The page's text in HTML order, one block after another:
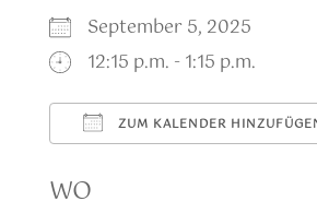
September 5, 2025
12:15 p.m. - 1:15 p.m.
ZUM KALENDER
WO